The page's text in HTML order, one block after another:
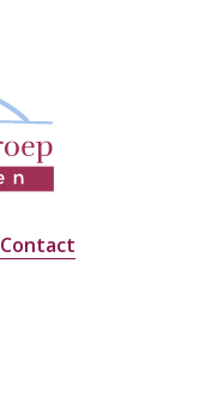
Contact